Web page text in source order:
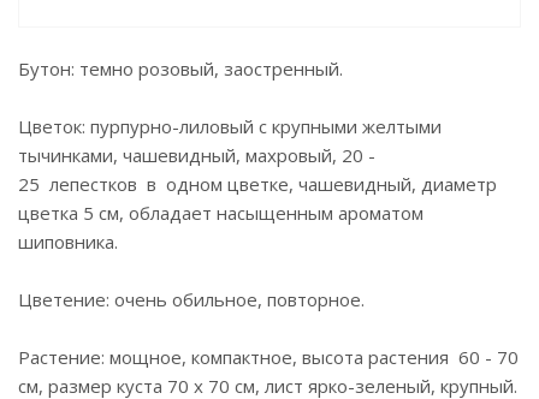
Бутон: темно розовый, заостренный.
Цветок: пурпурно-лиловый с крупными желтыми
тычинками, чашевидный, махровый, 20 -
25 лепестков в одном цветке, чашевидный, диаметр
цветка 5 см, обладает насыщенным ароматом
шиповника.
Цветение: очень обильное, повторное.
Растение: мощное, компактное, высота растения 60 - 70
см, размер куста 70 х 70 см, лист ярко-зеленый, крупный.